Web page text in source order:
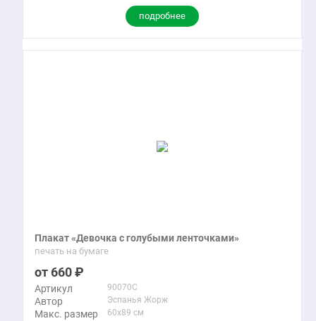
подробнее
Плакат «Девочка с голубыми ленточками»
печать на бумаге
660
Артикул 90070C
Автор Эспанья Жорж
Макс. размер 60x89 см